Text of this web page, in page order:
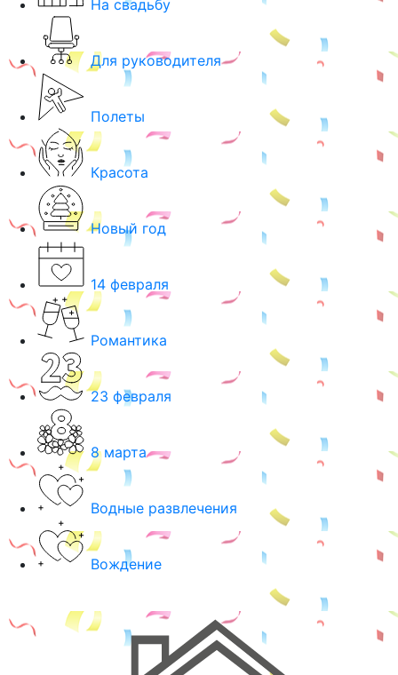
На свадьбу
Для руководителя
Полеты
Красота
Новый год
14 февраля
Романтика
23 февраля
8 марта
Водные развлечения
Вождение